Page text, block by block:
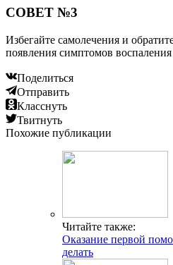
СОВЕТ №3
Избегайте самолечения и
появления симптомов
Поделиться
Отправить
Класснуть
Твитнуть
Похожие публикации
Читайте также:
Оказание первой
делать